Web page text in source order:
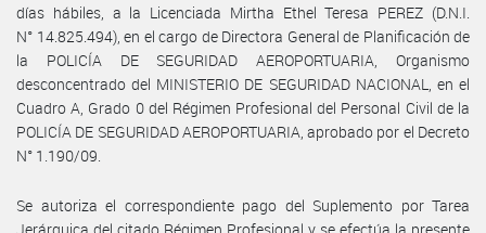
días hábiles, a la Licenciada Mirtha Ethel Teresa PEREZ (D.N.I.
N° 14.825.494), en el cargo de Directora General de Planificación de
la POLICÍA DE SEGURIDAD AEROPORTUARIA, Organismo
desconcentrado del MINISTERIO DE SEGURIDAD NACIONAL, en el
Cuadro A, Grado 0 del Régimen Profesional del Personal Civil de la
POLICÍA DE SEGURIDAD AEROPORTUARIA, aprobado por el Decreto
N° 1.190/09.
Se autoriza el correspondiente pago del Suplemento por Tarea
Jerárquica del citado Régimen Profesional y se efectúa la presente